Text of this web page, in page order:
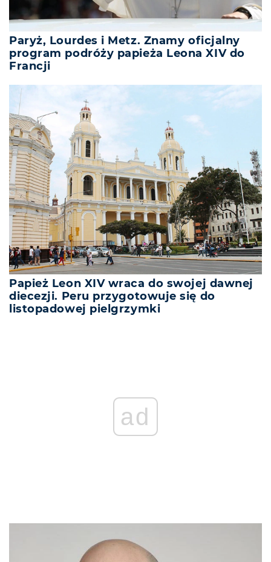
Paryż, Lourdes i Metz. Znamy oficjalny
program podróży papieża Leona XIV do
Francji
Papież Leon XIV wraca do swojej dawnej
diecezji. Peru przygotowuje się do
listopadowej pielgrzymki